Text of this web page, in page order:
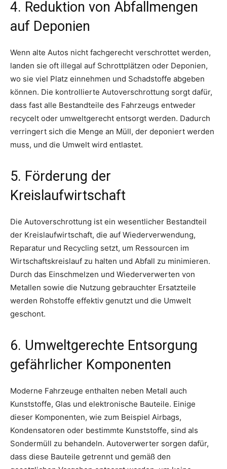
4. Reduktion von Abfallmengen
auf Deponien
Wenn alte Autos nicht fachgerecht verschrottet werden,
landen sie oft illegal auf Schrottplätzen oder Deponien,
wo sie viel Platz einnehmen und Schadstoffe abgeben
können. Die kontrollierte Autoverschrottung sorgt dafür,
dass fast alle Bestandteile des Fahrzeugs entweder
recycelt oder umweltgerecht entsorgt werden. Dadurch
verringert sich die Menge an Müll, der deponiert werden
muss, und die Umwelt wird entlastet.
5. Förderung der
Kreislaufwirtschaft
Die Autoverschrottung ist ein wesentlicher Bestandteil
der Kreislaufwirtschaft, die auf Wiederverwendung,
Reparatur und Recycling setzt, um Ressourcen im
Wirtschaftskreislauf zu halten und Abfall zu minimieren.
Durch das Einschmelzen und Wiederverwerten von
Metallen sowie die Nutzung gebrauchter Ersatzteile
werden Rohstoffe effektiv genutzt und die Umwelt
geschont.
6. Umweltgerechte Entsorgung
gefährlicher Komponenten
Moderne Fahrzeuge enthalten neben Metall auch
Kunststoffe, Glas und elektronische Bauteile. Einige
dieser Komponenten, wie zum Beispiel Airbags,
Kondensatoren oder bestimmte Kunststoffe, sind als
Sondermüll zu behandeln. Autoverwerter sorgen dafür,
dass diese Bauteile getrennt und gemäß den